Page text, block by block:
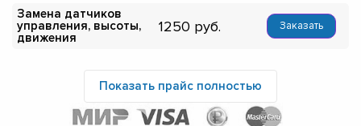
Замена датчиков
управления, высоты,
движения
1250 Заказать
Показать прайс полностью